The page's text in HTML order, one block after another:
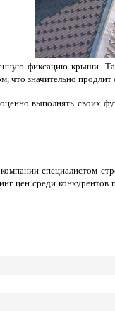
фиксацию крыши.
что значительно продлит
выполнять своих
специалистом
цен среди